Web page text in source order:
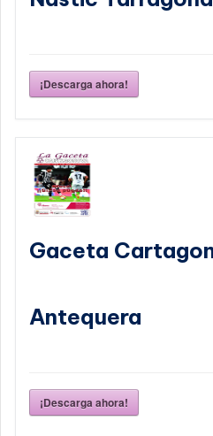
¡Descarga ahora!
Gaceta
Antequera
¡Descarga ahora!